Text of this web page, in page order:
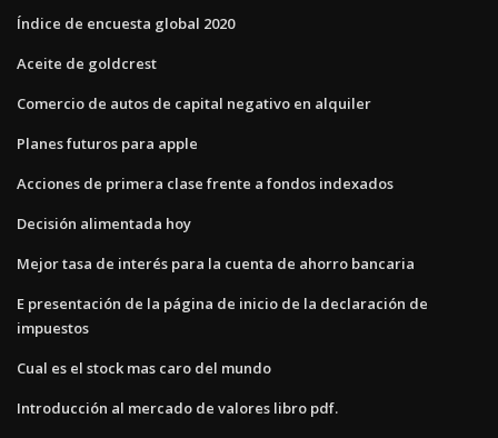
Índice de encuesta global 2020
Aceite de goldcrest
Comercio de autos de capital negativo en alquiler
Planes futuros para apple
Acciones de primera clase frente a fondos indexados
Decisión alimentada hoy
Mejor tasa de interés para la cuenta de ahorro bancaria
E presentación de la página de inicio de la declaración de
impuestos
Cual es el stock mas caro del mundo
Introducción al mercado de valores libro pdf.